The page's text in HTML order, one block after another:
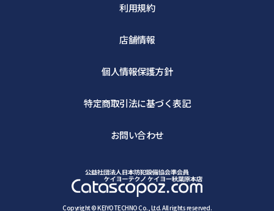
利用規約
店舗情報
個人情報保護方針
特定商取引法に基づく表記
お問い合わせ
Copyright © KEIYOTECHNO Co., Ltd. All rights reserved.